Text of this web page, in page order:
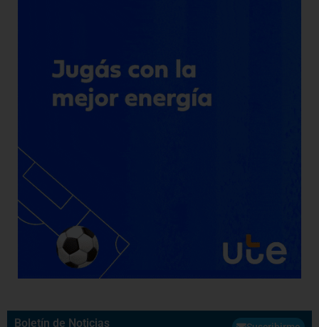
Boletín de Noticias